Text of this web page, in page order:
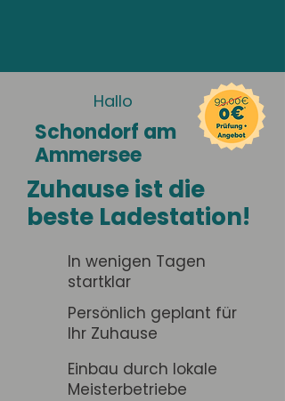
Hallo
Schondorf am
Ammersee
Zuhause ist die
beste Ladestation!
In wenigen Tagen
startklar
Persönlich geplant für
Ihr Zuhause
Einbau durch lokale
Meisterbetriebe